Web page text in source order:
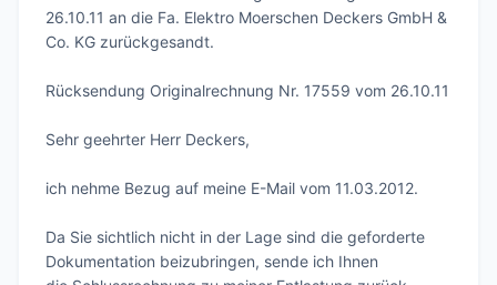
26.10.11 an die Fa. Elektro Moerschen Deckers GmbH &
Co. KG zurückgesandt.
Rücksendung Originalrechnung Nr. 17559 vom 26.10.11
Sehr geehrter Herr Deckers,
ich nehme Bezug auf meine E-Mail vom 11.03.2012.
Da Sie sichtlich nicht in der Lage sind die geforderte
Dokumentation beizubringen, sende ich Ihnen